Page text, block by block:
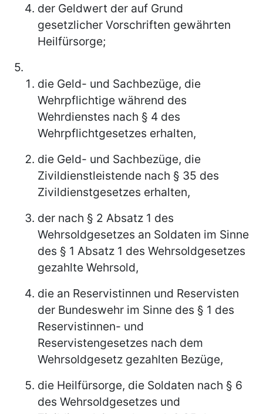
der Geldwert der auf Grund
gesetzlicher Vorschriften gewährten
Heilfürsorge;
5.
die Geld- und Sachbezüge, die
Wehrpflichtige während des
Wehrdienstes nach § 4 des
Wehrpflichtgesetzes erhalten,
die Geld- und Sachbezüge, die
Zivildienstleistende nach § 35 des
Zivildienstgesetzes erhalten,
der nach § 2 Absatz 1 des
Wehrsoldgesetzes an Soldaten im Sinne
des § 1 Absatz 1 des Wehrsoldgesetzes
gezahlte Wehrsold,
die an Reservistinnen und Reservisten
der Bundeswehr im Sinne des § 1 des
Reservistinnen- und
Reservistengesetzes nach dem
Wehrsoldgesetz gezahlten Bezüge,
die Heilfürsorge, die Soldaten nach § 6
des Wehrsoldgesetzes und